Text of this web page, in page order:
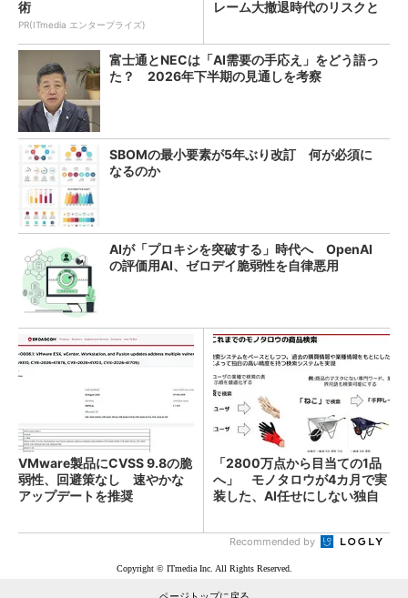
術
PR(ITmedia エンタープライズ)
レーム大撤退時代のリスクと
富士通とNECは「AI需要の手応え」をどう語っ
た？ 2026年下半期の見通しを考察
SBOMの最小要素が5年ぶり改訂 何が必須に
なるのか
AIが「プロキシを突破する」時代へ OpenAI
の評価用AI、ゼロデイ脆弱性を自律悪用
VMware製品にCVSS 9.8の脆
弱性、回避策なし 速やかな
アップデートを推奨
「2800万点から目当ての1品
へ」 モノタロウが4カ月で実
装した、AI任せにしない独自
Recommended by
Copyright © ITmedia Inc. All Rights Reserved.